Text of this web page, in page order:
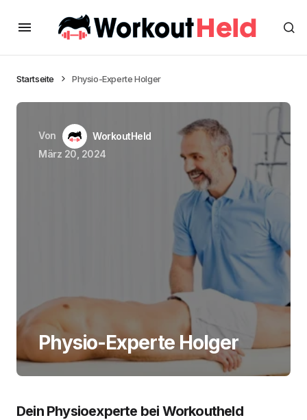
Startseite Physio-Experte Holger
Von
WorkoutHeld
März 20, 2024
Physio-Experte Holger
Dein Physioexperte bei Workoutheld